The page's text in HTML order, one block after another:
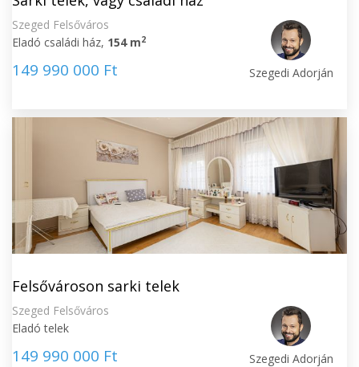
Szeged Felsőváros
Eladó családi ház, 154 m2
149 990 000 Ft Szegedi Adorján
Felsővároson sarki telek
Szeged Felsőváros
Eladó telek
149 990 000 Ft Szegedi Adorján